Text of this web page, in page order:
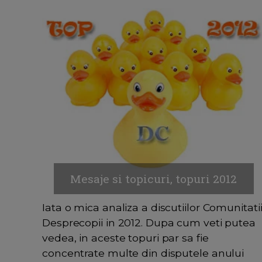
Mesaje si topicuri, topuri 2012
Iata o mica analiza a discutiilor Comunitatii
Desprecopii in 2012. Dupa cum veti putea
vedea, in aceste topuri par sa fie
concentrate multe din disputele anului